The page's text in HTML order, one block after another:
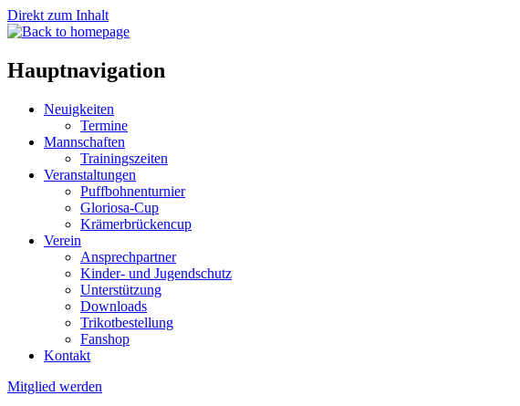
Direkt zum Inhalt
Hauptnavigation
Neuigkeiten
Termine
Mannschaften
Trainingszeiten
Veranstaltungen
Puffbohnenturnier
Gloriosa-Cup
Krämerbrückencup
Verein
Ansprechpartner
Kinder- und Jugendschutz
Unterstützung
Downloads
Trikotbestellung
Fanshop
Kontakt
Mitglied werden